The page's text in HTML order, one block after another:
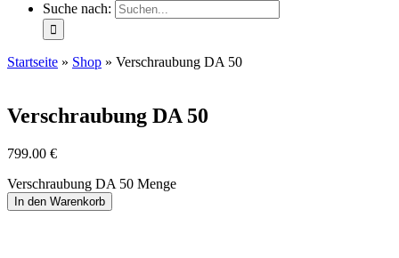
Suche nach:
Startseite » Shop » Verschraubung DA 50
Verschraubung DA 50
799.00 €
Verschraubung DA 50 Menge
In den Warenkorb